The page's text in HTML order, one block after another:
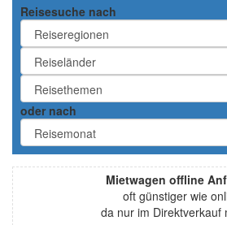
Reisesuche nach
oder nach
Mietwagen offline
oft günstiger wie
da nur im Direktverkauf